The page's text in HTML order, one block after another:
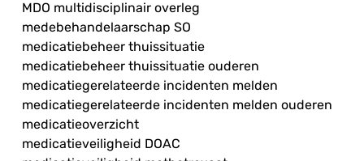
MDO multidisciplinair overleg
medebehandelaarschap SO
medicatiebeheer thuissituatie
medicatiebeheer thuissituatie ouderen
medicatiegerelateerde incidenten melden
medicatiegerelateerde incidenten melden ouderen
medicatieoverzicht
medicatieveiligheid DOAC